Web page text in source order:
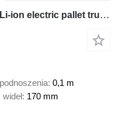
Heli 2,5 ton high-performance Li-ion electric pallet truck with foldi
0,1 m
170 mm